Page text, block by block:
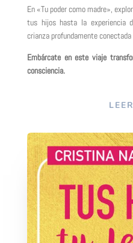
En «Tu poder como madre»,
tus hijos hasta la experiencia
crianza profundamente
Embárcate en este viaje
consciencia.